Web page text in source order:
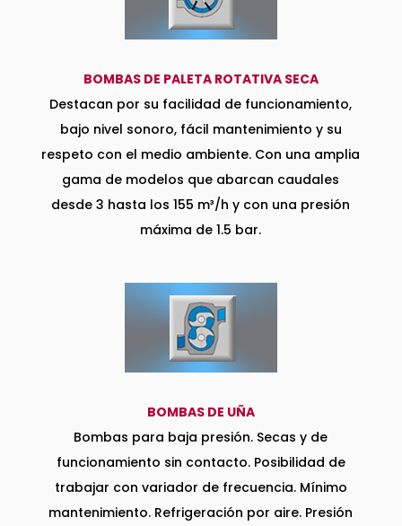
BOMBAS DE PALETA ROTATIVA SECA
Destacan por su facilidad de funcionamiento,
bajo nivel sonoro, fácil mantenimiento y su
respeto con el medio ambiente. Con una amplia
gama de modelos que abarcan caudales
desde 3 hasta los 155 m³/h y con una presión
máxima de 1.5 bar.
BOMBAS DE UÑA
Bombas para baja presión. Secas y de
funcionamiento sin contacto. Posibilidad de
trabajar con variador de frecuencia. Mínimo
mantenimiento. Refrigeración por aire. Presión